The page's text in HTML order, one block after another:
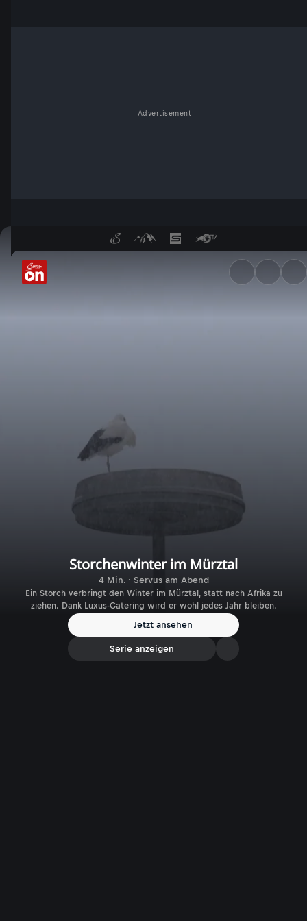
Advertisement
Storchenwinter im Mürztal -
Storchenwinter im Mürztal
4 Min. · Servus am Abend
Ein Storch verbringt den Winter im Mürztal, statt nach Afrika zu
ziehen. Dank Luxus-Catering wird er wohl jedes Jahr bleiben.
Jetzt ansehen
Serie anzeigen